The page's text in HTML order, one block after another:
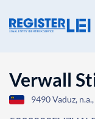
Verwall
9490 Vaduz,